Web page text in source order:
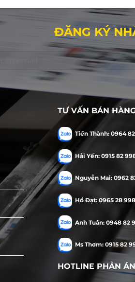
ĐĂNG KÝ
TƯ VẤN BÁN
Tiến Thành: 0964
Hải Yến: 0915 82
Nguyễn Mai: 0962
Hồ Đạt: 0965 28
Anh Tuấn: 0948 82
Ms Thơm: 0915 82
HOTLINE PHẢN